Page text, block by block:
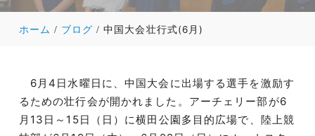
ホーム ブログ 中国大会壮行式(6月)
6月4日水曜日に、中国大会に出場する選手を激励す
るための壮行会が開かれました。アーチェリー部が6
月13日～15日（日）に横田公園多目的広場で、陸上競